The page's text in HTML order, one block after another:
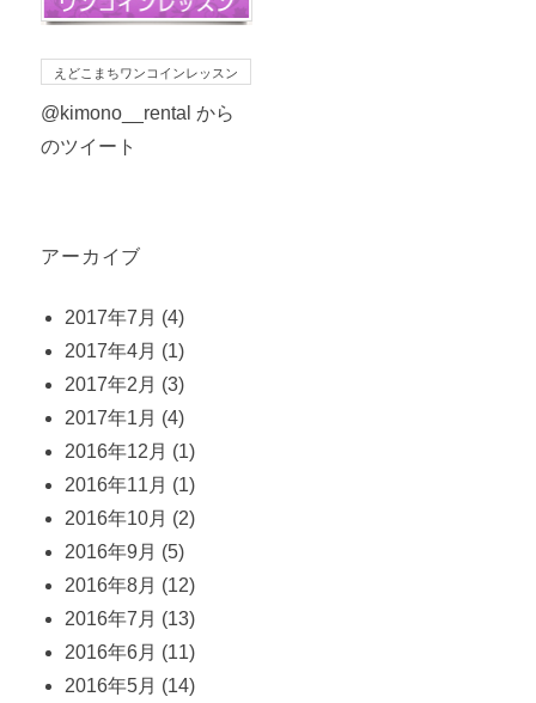
えどこまちワンコインレッスン
@kimono__rental から
のツイート
アーカイブ
2017年7月 (4)
2017年4月 (1)
2017年2月 (3)
2017年1月 (4)
2016年12月 (1)
2016年11月 (1)
2016年10月 (2)
2016年9月 (5)
2016年8月 (12)
2016年7月 (13)
2016年6月 (11)
2016年5月 (14)